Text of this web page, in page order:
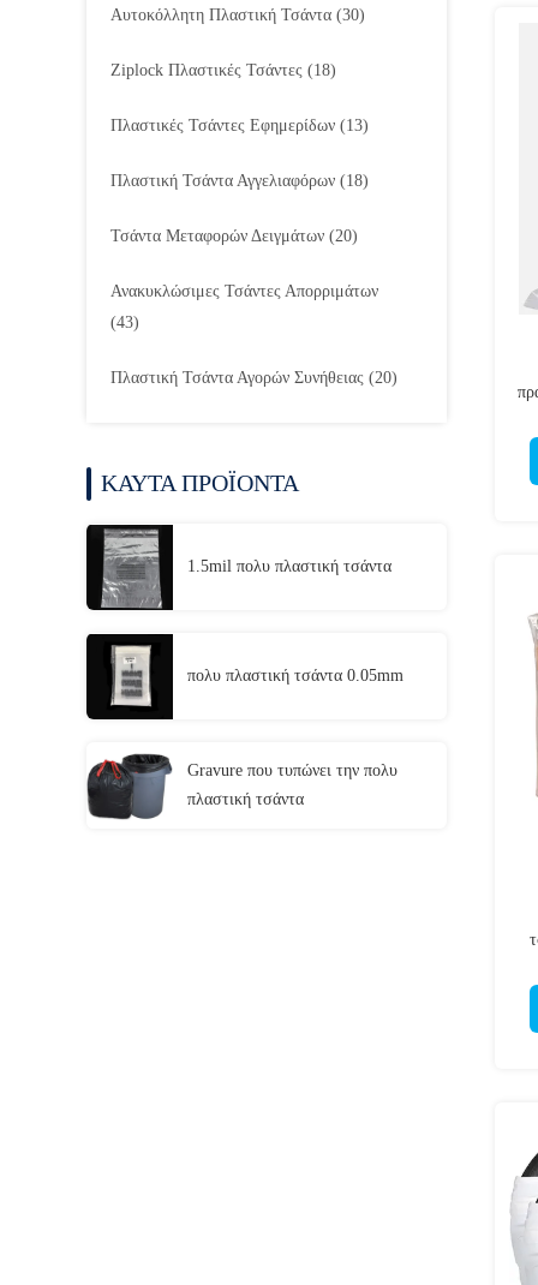
Αυτοκόλλητη Πλαστική Τσάντα (30)
Ziplock Πλαστικές Τσάντες (18)
Πλαστικές Τσάντες Εφημερίδων (13)
Πλαστική Τσάντα Αγγελιαφόρων (18)
Τσάντα Μεταφορών Δειγμάτων (20)
Ανακυκλώσιμες Τσάντες Απορριμάτων
(43)
Πλαστική Τσάντα Αγορών Συνήθειας (20)
ΚΑΥΤΑ ΠΡΟΪΟΝΤΑ
1.5mil πολυ πλαστική τσάντα
πολυ πλαστική τσάντα 0.05mm
Gravure που τυπώνει την πολυ
πλαστική τσάντα